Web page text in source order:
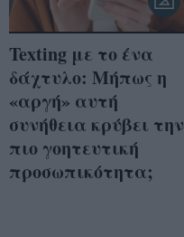
Texting με το ένα
δάχτυλο: Μήπως η
«αργή» αυτή
συνήθεια κρύβει την
πιο γοητευτική
προσωπικότητα;